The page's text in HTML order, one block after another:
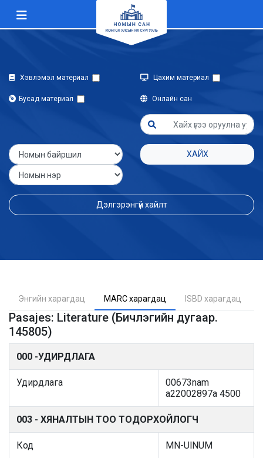
Хэвлэмэл материал Цахим материал
Бусад материал Онлайн сан
ХАЙХ
Дэлгэрэнгүй хайлт
Энгийн харагдац MARC харагдац ISBD харагдац
Pasajes: Literature (Бичлэгийн дугаар.
145805)
000 -УДИРДЛАГА
Удирдлага
00673nam
a22002897a 4500
003 - ХЯНАЛТЫН ТОО ТОДОРХОЙЛОГЧ
Код MN-UlNUM